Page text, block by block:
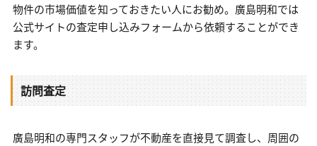
物件の市場価値を知っておきたい人にお勧め。廣島明和では
公式サイトの査定申し込みフォームから依頼することができ
ます。
訪問査定
廣島明和の専門スタッフが不動産を直接見て調査し、周囲の